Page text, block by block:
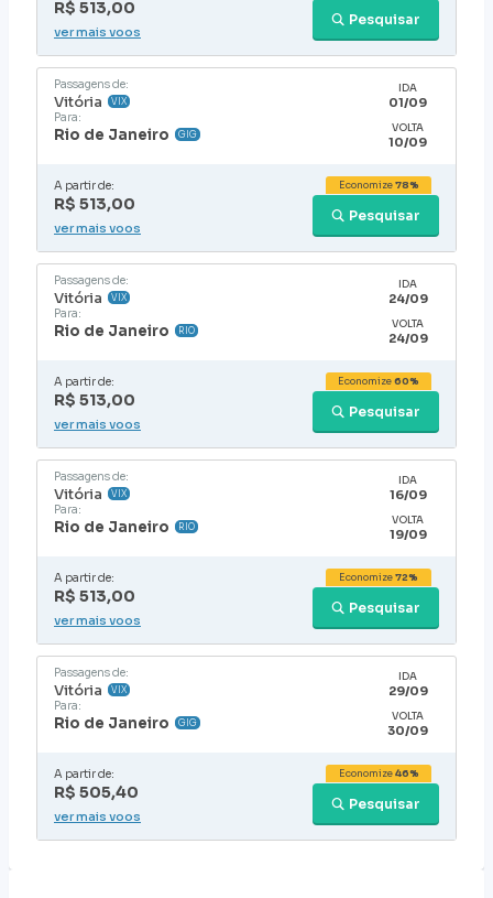
R$ 513,00
Pesquisar
ver mais voos
Passagens de:
Vitória VIX
Para:
Rio de Janeiro GIG
IDA
01/09
VOLTA
10/09
A partir de:
R$ 513,00
Pesquisar
Economize78%
ver mais voos
Passagens de:
Vitória VIX
Para:
Rio de Janeiro RIO
IDA
24/09
VOLTA
24/09
A partir de:
R$ 513,00
Pesquisar
Economize60%
ver mais voos
Passagens de:
Vitória VIX
Para:
Rio de Janeiro RIO
IDA
16/09
VOLTA
19/09
A partir de:
R$ 513,00
Pesquisar
Economize72%
ver mais voos
Passagens de:
Vitória VIX
Para:
Rio de Janeiro GIG
IDA
29/09
VOLTA
30/09
A partir de:
R$ 505,40
Pesquisar
Economize46%
ver mais voos